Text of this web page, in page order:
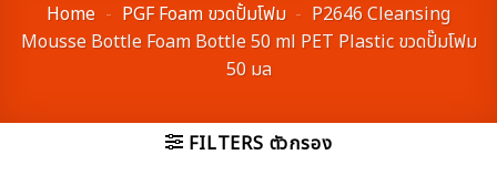
Home - PGF Foam ขวดปั้มโฟม - P2646 Cleansing
Mousse Bottle Foam Bottle 50 ml PET Plastic ขวดปั๊มโฟม
50 มล
FILTERS ตัวกรอง